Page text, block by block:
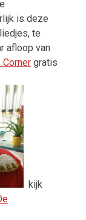
is deze
te
afloop van
gratis
kijk